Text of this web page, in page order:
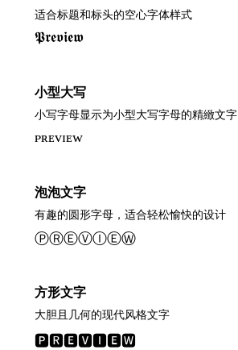
适合标题和标头的空心字体样式
𝕻𝖗𝖊𝖛𝖎𝖊𝖜
小型大写
小写字母显示为小型大写字母的精緻文字
ᴘʀᴇᴠɪᴇᴡ
泡泡文字
有趣的圆形字母，适合轻松愉快的设计
ⓅⓇⒺⓋⒾⒺⓌ
方形文字
大胆且几何的现代风格文字
🅿🆁🅴🆅🅸🅴🆆